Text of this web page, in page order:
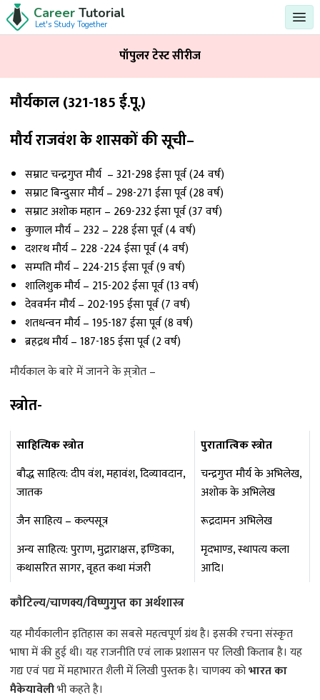
Career Tutorial
Let's Study Together
मौर्यकाल (321-185 ई.पू.)
मौर्य राजवंश के शासकों की सूची–
सम्राट चन्द्रगुप्त मौर्य – 321-298 ईसा पूर्व (24 वर्ष)
सम्राट बिन्दुसार मौर्य – 298-271 ईसा पूर्व (28 वर्ष)
सम्राट अशोक महान – 269-232 ईसा पूर्व (37 वर्ष)
कुणाल मौर्य – 232 – 228 ईसा पूर्व (4 वर्ष)
दशरथ मौर्य – 228 -224 ईसा पूर्व (4 वर्ष)
सम्पति मौर्य – 224-215 ईसा पूर्व (9 वर्ष)
शालिशुक मौर्य – 215-202 ईसा पूर्व (13 वर्ष)
देववर्मन मौर्य – 202-195 ईसा पूर्व (7 वर्ष)
शतधन्वन मौर्य – 195-187 ईसा पूर्व (8 वर्ष)
ब्रहद्रथ मौर्य – 187-185 ईसा पूर्व (2 वर्ष)
मौर्यकाल के बारे में जानने के स़्त्रोत –
स्त्रोत-
साहित्यिक स्त्रोत
पुरातात्विक स्त्रोत
बौद्ध साहित्य: दीप वंश, महावंश, दिव्यावदान,
जातक
चन्द्रगुप्त मौर्य के अभिलेख,
अशोक के अभिलेख
जैन साहित्य – कल्पसूत्र
रूद्रदामन अभिलेख
अन्य साहित्य: पुराण, मुद्राराक्षस, इण्डिका,
कथासरित सागर, वृहत कथा मंजरी
मृदभाण्ड, स्थापत्य कला
आदि।
कौटिल्य/चाणक्य/विष्णुगुप्त का अर्थशास्त्र
यह मौर्यकालीन इतिहास का सबसे महत्वपूर्ण ग्रंथ है। इसकी रचना संस्कृत
भाषा में की हुई थी। यह राजनीति एवं लाक प्रशासन पर लिखी किताब है। यह
गद्य एवं पद्य में महाभारत शैली में लिखी पुस्तक है। चाणक्य कोभारत का
मैकेयावेलीभी कहते है।
पॉपुलर टेस्ट सीरीज